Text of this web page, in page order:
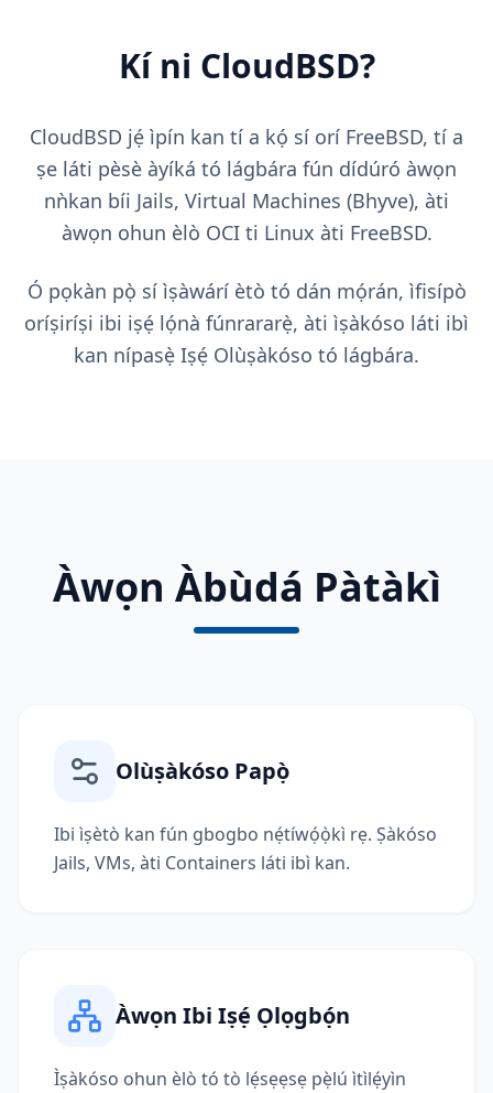
Kí ni CloudBSD?
CloudBSD jẹ́ ìpín kan tí a kọ́ sí orí FreeBSD, tí a
ṣe láti pèsè àyíká tó lágbára fún dídúró àwọn
nǹkan bíi Jails, Virtual Machines (Bhyve), àti
àwọn ohun èlò OCI ti Linux àti FreeBSD.
Ó pọkàn pọ̀ sí ìṣàwárí ètò tó dán mọ́rán, ìfisípò
oríṣiríṣi ibi iṣẹ́ lọ́nà fúnrararẹ̀, àti ìṣàkóso láti ibì
kan nípasẹ̀ Iṣẹ́ Olùṣàkóso tó lágbára.
Àwọn Àbùdá Pàtàkì
Olùṣàkóso Papọ̀
Ibi ìṣètò kan fún gbogbo nẹ́tíwọ́ọ̀kì rẹ. Ṣàkóso
Jails, VMs, àti Containers láti ibì kan.
Àwọn Ibi Iṣẹ́ Ọlọgbọ́n
Ìṣàkóso ohun èlò tó tò lẹ́sẹẹsẹ pẹ̀lú ìtìlẹ́yìn